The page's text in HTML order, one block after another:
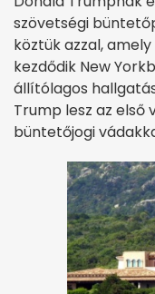
szövetségi
köztük azzal,
kezdődik New
állítólagos
Trump lesz az első
büntetőjogi